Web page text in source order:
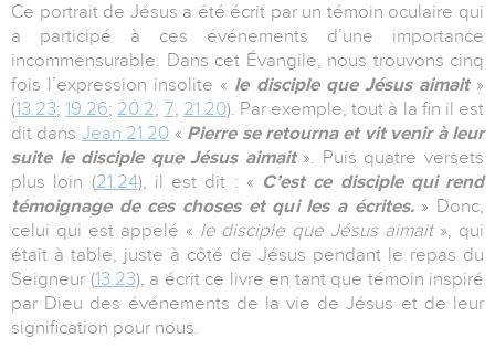
Ce portrait de Jésus a été écrit par un témoin oculaire qui
a participé à ces événements d’une importance
incommensurable. Dans cet Évangile, nous trouvons cinq
fois l’expression insolite « le disciple que Jésus aimait»
(13.23;19.26; 20.2, 7, 21.20). Par exemple, tout à la fin il est
dit dans Jean 21.20 « Pierre se retourna et vit venir à leur
suite le disciple que Jésus aimait». Puis quatre versets
plus loin (21.24), il est dit : « C’est ce disciple qui rend
témoignage de ces choses et qui les a écrites. » Donc,
celui qui est appelé « le disciple que Jésus aimait», qui
était à table, juste à côté de Jésus pendant le repas du
Seigneur (13.23), a écrit ce livre en tant que témoin inspiré
par Dieu des événements de la vie de Jésus et de leur
signification pour nous.